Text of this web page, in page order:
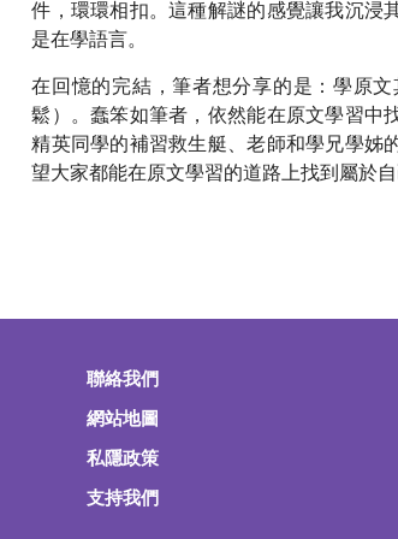
件，環環相扣。這種解謎的感覺讓我沉浸
是在學語言。
在回憶的完結，筆者想分享的是：學原
鬆）。蠢笨如筆者，依然能在原文學習中
精英同學的補習救生艇、老師和學兄學姊
望大家都能在原文學習的道路上找到屬於
聯絡我們
網站地圖
私隱政策
支持我們